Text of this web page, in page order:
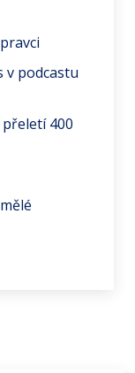
v podcastu
400